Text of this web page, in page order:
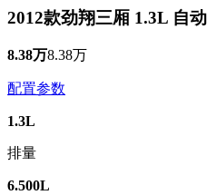
2012款劲翔三厢 1.3L 自
8.38万8.38万
配置参数
1.3L
排量
6.500L